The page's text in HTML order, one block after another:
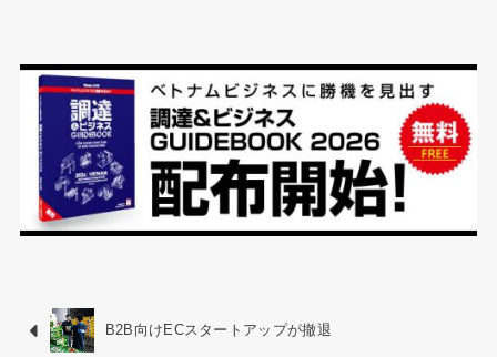
B2B向けECスタートアップが撤退